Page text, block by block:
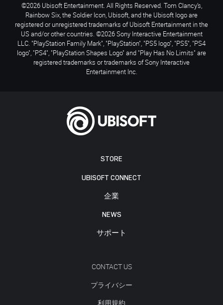
STORE
UBISOFT CONNECT
企業
NEWS
サポート
CONTACT US
プライバシー
利用規約
©2026 Ubisoft Entertainment. All Rights Reserved. Tom Clancy’s,
Rainbow Six, the Soldier Icon, Ubisoft, and the Ubisoft logo are
registered or unregistered trademarks of Ubisoft Entertainment in the
US and/or other countries. ©2026 Sony Interactive Entertainment
LLC. "PlayStation Family Mark", "PlayStation", "PS5 logo", "PS5", "PS4
logo", "PS4", "PlayStation Shapes Logo" and "Play Has No Limits" are
registered trademarks or trademarks of Sony Interactive
Entertainment Inc.